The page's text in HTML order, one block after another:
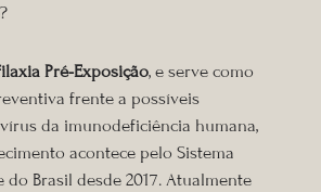
Pré-Exposição, e serve como
frente a possíveis
da imunodeficiência humana,
acontece pelo Sistema
do Brasil desde 2017. Atualmente